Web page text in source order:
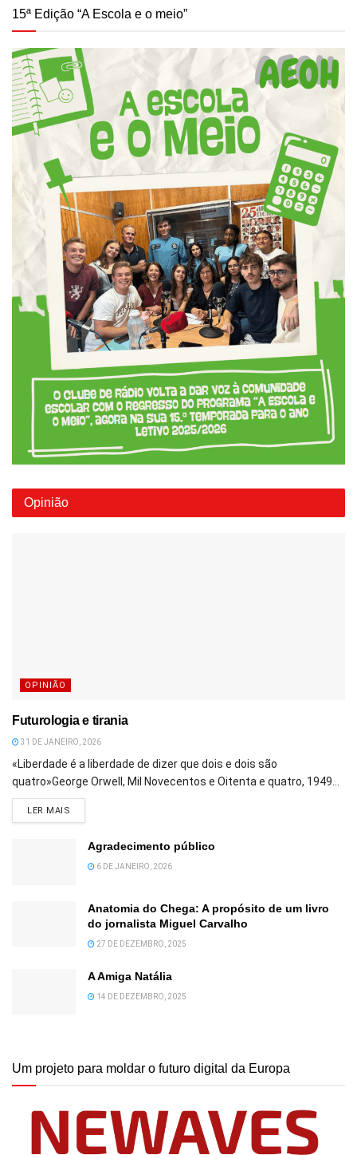
15ª Edição “A Escola e o meio”
Opinião
OPINIÃO
Futurologia e tirania
31 DE JANEIRO, 2026
«Liberdade é a liberdade de dizer que dois e dois são
quatro»George Orwell, Mil Novecentos e Oitenta e quatro, 1949...
LER MAIS
Agradecimento público
6 DE JANEIRO, 2026
Anatomia do Chega: A propósito de um livro
do jornalista Miguel Carvalho
27 DE DEZEMBRO, 2025
A Amiga Natália
14 DE DEZEMBRO, 2025
Um projeto para moldar o futuro digital da Europa